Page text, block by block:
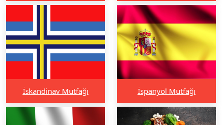
İskandinav Mutfağı İspanyol Mutfağı